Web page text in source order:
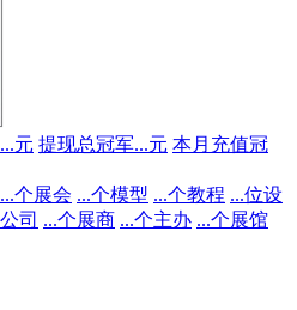
...元 提现总冠军...元 本月充值冠
...个展会 ...个模型 ...个教程 ...位设
司 ...个展商 ...个主办 ...个展馆